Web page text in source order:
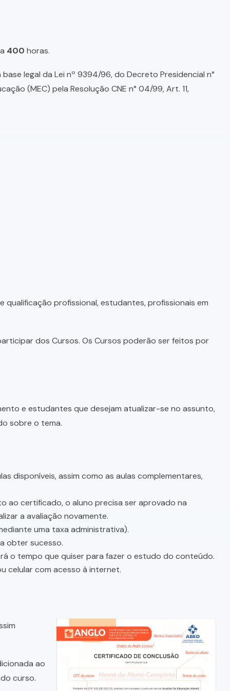
400 horas.
legal da Lei nº 9394/96, do Decreto Presidencial n°
(MEC) pela Resolução CNE n° 04/99, Art. 11,
profissional, estudantes, profissionais em
dos Cursos. Os Cursos poderão ser feitos por
e estudantes que desejam atualizar-se no assunto,
sobre o tema.
disponíveis, assim como as aulas complementares,
ao certificado, o aluno precisa ser aprovado na
a avaliação novamente.
uma taxa administrativa).
obter sucesso.
o tempo que quiser para fazer o estudo do conteúdo.
celular com acesso à internet.
ao
curso.